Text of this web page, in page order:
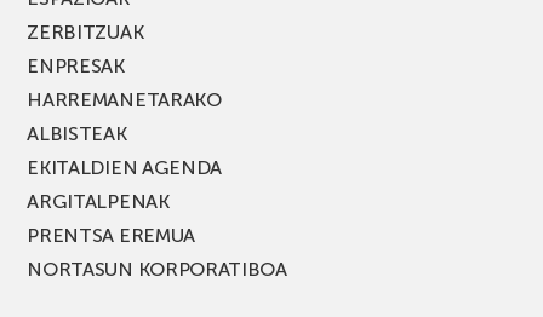
ZERBITZUAK
ENPRESAK
HARREMANETARAKO
ALBISTEAK
EKITALDIEN AGENDA
ARGITALPENAK
PRENTSA EREMUA
NORTASUN KORPORATIBOA